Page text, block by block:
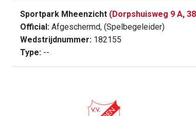
Sportpark Mheenzicht (Dorpshuisweg 9 A,
Official: Afgeschermd, (Spelbegeleider)
Wedstrijdnummer: 182155
Type: --